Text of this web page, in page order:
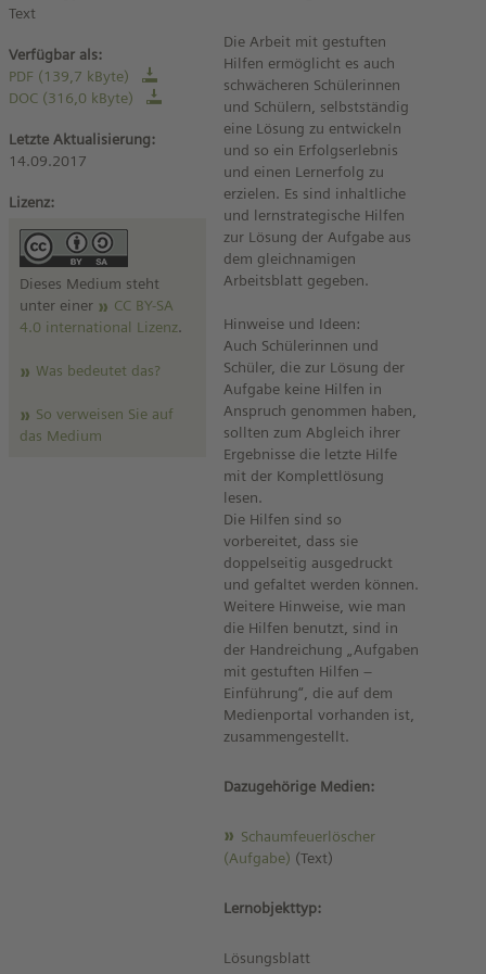
Text
Verfügbar als:
PDF (139,7 kByte)
DOC (316,0 kByte)
Letzte Aktualisierung:
14.09.2017
Lizenz:
Dieses Medium steht
unter einer
CC BY-SA
4.0 international Lizenz.
Was bedeutet das?
So verweisen Sie auf
das Medium
Die Arbeit mit gestuften
Hilfen ermöglicht es auch
schwächeren Schülerinnen
und Schülern, selbstständig
eine Lösung zu entwickeln
und so ein Erfolgserlebnis
und einen Lernerfolg zu
erzielen. Es sind inhaltliche
und lernstrategische Hilfen
zur Lösung der Aufgabe aus
dem gleichnamigen
Arbeitsblatt gegeben.
Hinweise und Ideen:
Auch Schülerinnen und
Schüler, die zur Lösung der
Aufgabe keine Hilfen in
Anspruch genommen haben,
sollten zum Abgleich ihrer
Ergebnisse die letzte Hilfe
mit der Komplettlösung
lesen.
Die Hilfen sind so
vorbereitet, dass sie
doppelseitig ausgedruckt
und gefaltet werden können.
Weitere Hinweise, wie man
die Hilfen benutzt, sind in
der Handreichung „Aufgaben
mit gestuften Hilfen –
Einführung“, die auf dem
Medienportal vorhanden ist,
zusammengestellt.
Dazugehörige Medien:
Schaumfeuerlöscher
(Aufgabe) (Text)
Lernobjekttyp:
Lösungsblatt